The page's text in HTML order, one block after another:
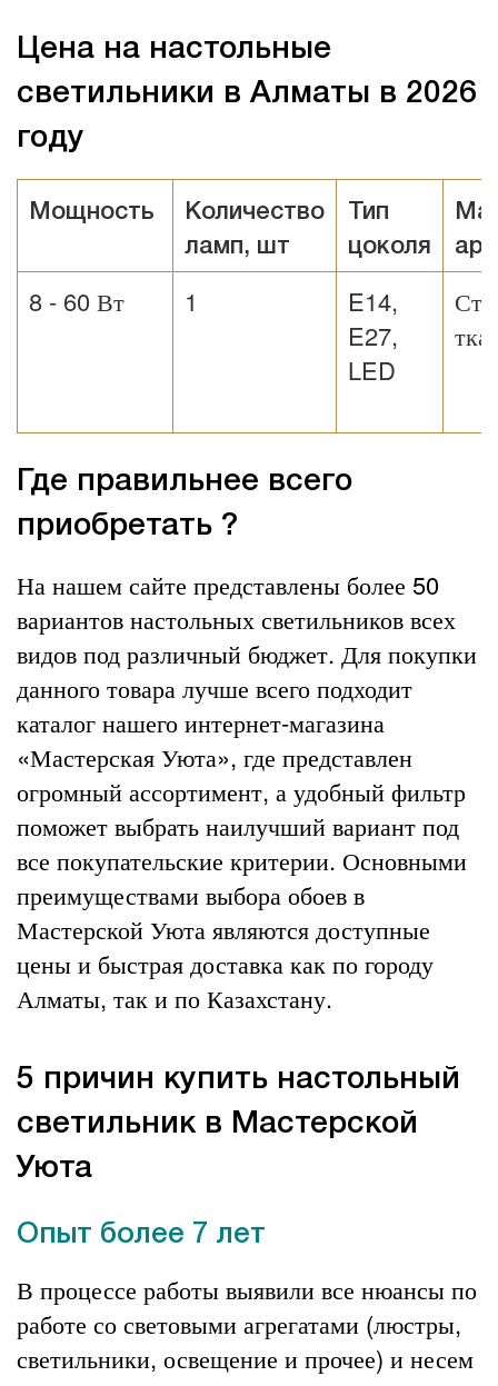
Цена на настольные
светильники в Алматы в 2026
году
Мощность
Количество
ламп, шт
Тип
цоколя
8 - 60 Вт 1
E14,
E27,
LED
Где правильнее всего
приобретать ?
На нашем сайте представлены более 50
вариантов настольных светильников всех
видов под различный бюджет. Для покупки
данного товара лучше всего подходит
каталог нашего интернет-магазина
«Мастерская Уюта», где представлен
огромный ассортимент, а удобный фильтр
поможет выбрать наилучший вариант под
все покупательские критерии. Основными
преимуществами выбора обоев в
Мастерской Уюта являются доступные
цены и быстрая доставка как по городу
Алматы, так и по Казахстану.
5 причин купить настольный
светильник в Мастерской
Уюта
Опыт более 7 лет
В процессе работы выявили все нюансы по
работе со световыми агрегатами (люстры,
светильники, освещение и прочее) и несем